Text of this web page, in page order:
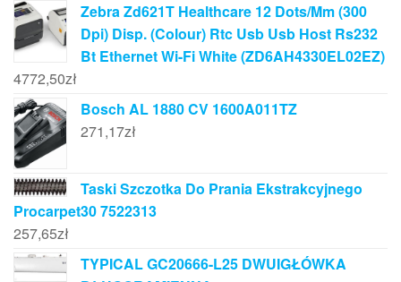
Zebra Zd621T Healthcare 12 Dots/Mm (300
Dpi) Disp. (Colour) Rtc Usb Usb Host Rs232
Bt Ethernet Wi-Fi White (ZD6AH4330EL02EZ)
4772,50zł
Bosch AL 1880 CV 1600A011TZ
271,17zł
Taski Szczotka Do Prania Ekstrakcyjnego
Procarpet30 7522313
257,65zł
TYPICAL GC20666-L25 DWUIGŁÓWKA